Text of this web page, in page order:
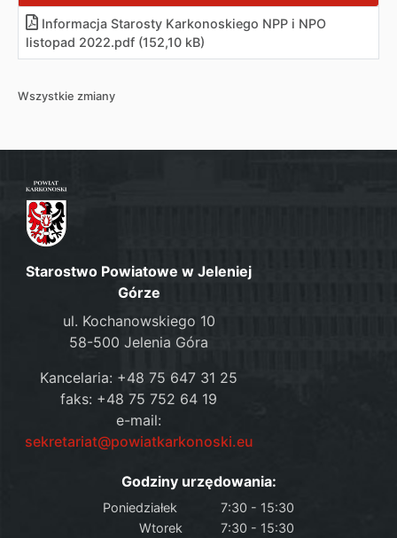
Informacja Starosty Karkonoskiego NPP i NPO
listopad 2022.pdf (152,10 kB)
Wszystkie zmiany
Starostwo Powiatowe w Jeleniej
Górze
ul. Kochanowskiego 10
58-500 Jelenia Góra
Kancelaria: +48 75 647 31 25
faks: +48 75 752 64 19
e-mail:
sekretariat@powiatkarkonoski.eu
Godziny urzędowania:
Poniedziałek
7:30 - 15:30
Wtorek
7:30 - 15:30